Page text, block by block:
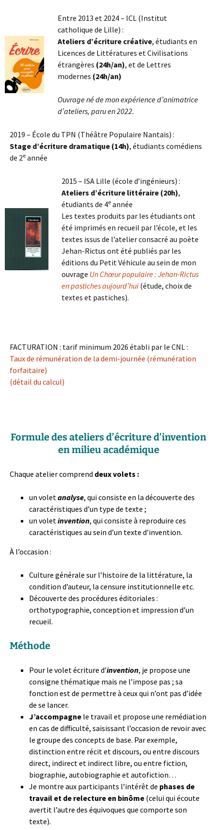
Entre 2013 et 2024 – ICL (Institut
catholique de Lille) :
Ateliers d’écriture créative, étudiants en
Licences de Littératures et Civilisations
étrangères (24h/an), et de Lettres
modernes (24h/an)
Ouvrage né de mon expérience d’animatrice
d’ateliers, paru en 2022.
2019 – École du TPN (Théâtre Populaire Nantais) :
Stage d’écriture dramatique (14h), étudiants comédiens
de 2e année
2015 – ISA Lille (école d’ingénieurs) :
Ateliers d’écriture littéraire (20h),
étudiants de 4eannée
Les textes produits par les étudiants ont
été imprimés en recueil par l’école, et les
textes issus de l’atelier consacré au poète
Jehan-Rictus ont été publiés par les
éditions du Petit Véhicule au sein de mon
ouvrage Un Chœur populaire : Jehan-Rictus
en pastiches aujourd’hui (étude, choix de
textes et pastiches).
FACTURATION : tarif minimum 2026 établi par le CNL :
Taux de rémunération de la demi-journée (rémunération
forfaitaire)
(détail du calcul)
Formule des ateliers d’écriture d’invention
en milieu académique
Chaque atelier comprend deux volets :
un voletanalyse, qui consiste en la découverte des
caractéristiques d’un type de texte ;
un voletinvention, qui consiste à reproduire ces
caractéristiques au sein d’un texte d’invention.
À l’occasion :
Culture générale sur l’histoire de la littérature, la
condition d’auteur, la censure institutionnelle etc.
Découverte des procédures éditoriales :
orthotypographie, conception et impression d’un
recueil.
Méthode
Pour le volet écriture d’invention, je propose une
consigne thématique mais ne l’impose pas ; sa
fonction est de permettre à ceux qui n’ont pas d’idée
de se lancer.
J’accompagne le travail et propose une remédiation
en cas de difficulté, saisissant l’occasion de revoir avec
le groupe des concepts de base. Par exemple,
distinction entre récit et discours, ou entre discours
direct, indirect et indirect libre, ou entre fiction,
biographie, autobiographie et autofiction…
Je montre aux participants l’intérêt de phases de
travail et de relecture en binôme (celui qui écoute
avertit l’autre des équivoques que comporte son
texte).